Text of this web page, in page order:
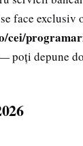
face exclusiv
cei/
poți depune